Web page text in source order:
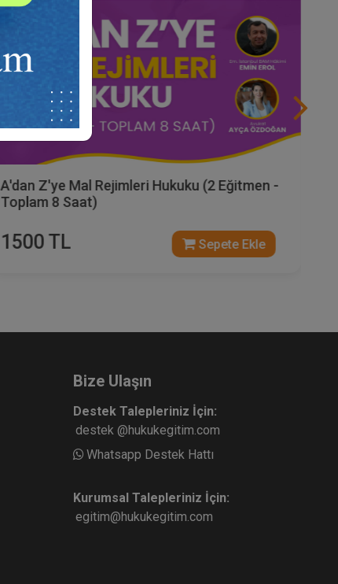
A'dan Z'ye Mal Rejimleri Hukuku (2 Eğitmen -
Toplam 8 Saat)
1500 TL Sepete Ekle
Bize Ulaşın
Destek Talepleriniz İçin:
destek @hukukegitim.com
Whatsapp Destek Hattı
Kurumsal Talepleriniz İçin:
egitim@hukukegitim.com